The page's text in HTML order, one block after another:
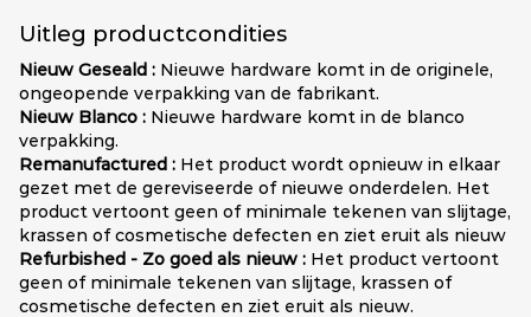
Uitleg productcondities
Nieuw Geseald : Nieuwe hardware komt in de originele,
ongeopende verpakking van de fabrikant.
Nieuw Blanco : Nieuwe hardware komt in de blanco
verpakking.
Remanufactured : Het product wordt opnieuw in elkaar
gezet met de gereviseerde of nieuwe onderdelen. Het
product vertoont geen of minimale tekenen van slijtage,
krassen of cosmetische defecten en ziet eruit als nieuw
Refurbished - Zo goed als nieuw : Het product vertoont
geen of minimale tekenen van slijtage, krassen of
cosmetische defecten en ziet eruit als nieuw.